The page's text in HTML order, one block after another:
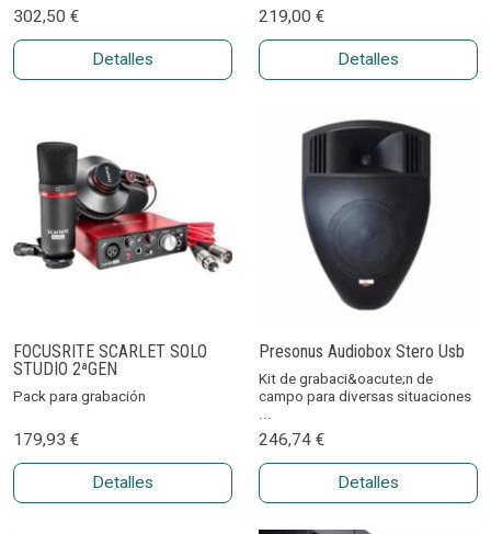
302,50 €
Detalles
219,00 €
Detalles
FOCUSRITE SCARLET SOLO
STUDIO 2ªGEN
Pack para grabación
179,93 €
Detalles
Presonus Audiobox Stero Usb
Kit de grabaci&oacute;n de
campo para diversas situaciones
246,74 €
Detalles